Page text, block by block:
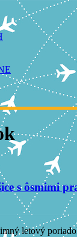
s ôsmimi
letový